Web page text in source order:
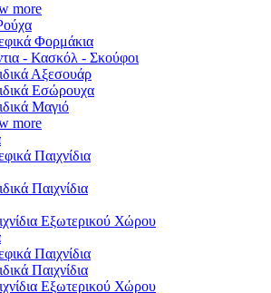
more
Φορμάκια
- Κασκόλ - Σκούφοι
Αξεσουάρ
Εσώρουχα
Μαγιό
more
Παιχνίδια
Παιχνίδια
Εξωτερικού Χώρου
Παιχνίδια
Παιχνίδια
Εξωτερικού Χώρου